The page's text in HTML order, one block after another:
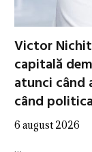
Victor
capitală
atunci când
când
6 august 2026
…